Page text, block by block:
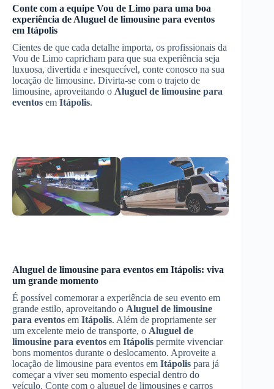
Conte com a equipe Vou de Limo para uma boa
experiência de Aluguel de limousine para eventos
em Itápolis
Cientes de que cada detalhe importa, os profissionais da
Vou de Limo capricham para que sua experiência seja
luxuosa, divertida e inesquecível, conte conosco na sua
locação de limousine. Divirta-se com o trajeto de
limousine, aproveitando o Aluguel de limousine para
eventos em Itápolis.
Aluguel de limousine para eventos em Itápolis: viva
um grande momento
É possível comemorar a experiência de seu evento em
grande estilo, aproveitando o Aluguel de limousine
para eventos em Itápolis. Além de propriamente ser
um excelente meio de transporte, o Aluguel de
limousine para eventos em Itápolis permite vivenciar
bons momentos durante o deslocamento. Aproveite a
locação de limousine para eventos em Itápolis para já
começar a viver seu momento especial dentro do
veículo. Conte com o aluguel de limousines e carros